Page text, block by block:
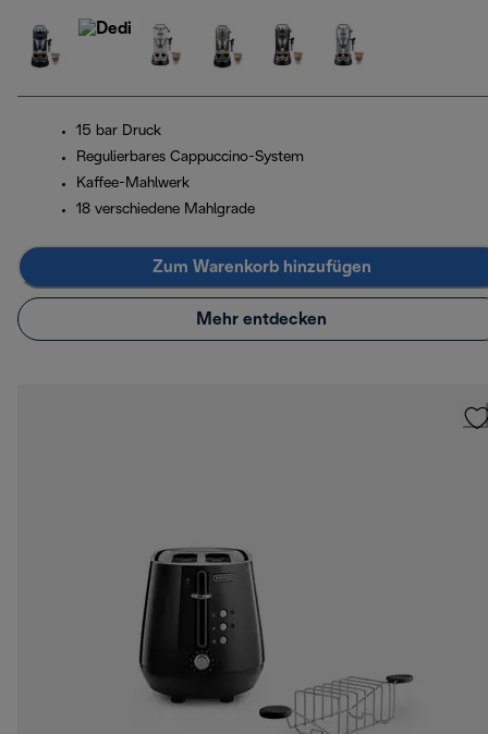
15 bar Druck
Regulierbares Cappuccino-System
Kaffee-Mahlwerk
18 verschiedene Mahlgrade
Zum Warenkorb hinzufügen
Mehr entdecken